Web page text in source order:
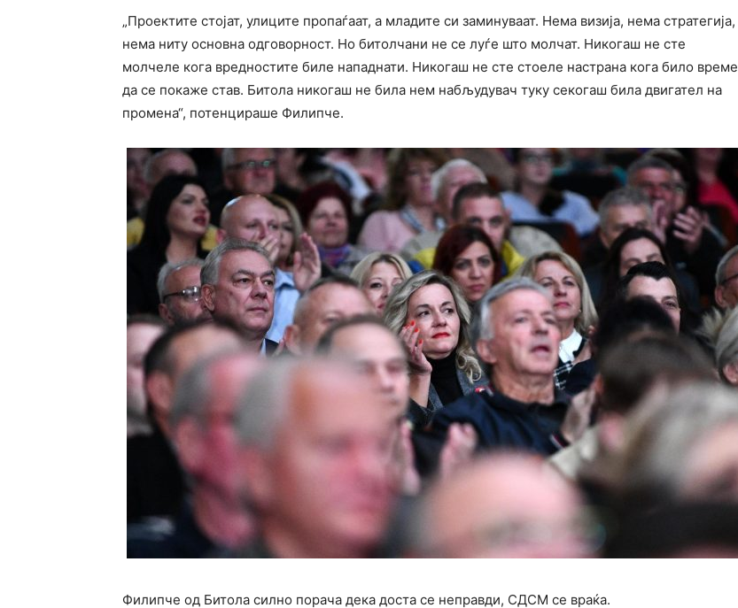
„Проектите стојат, улиците пропаѓаат, а младите си заминуваат. Нема визија, нема стратегија,
нема ниту основна одговорност. Но битолчани не се луѓе што молчат. Никогаш не сте
молчеле кога вредностите биле нападнати. Никогаш не сте стоеле настрана кога било време
да се покаже став. Битола никогаш не била нем набљудувач туку секогаш била двигател на
промена“, потенцираше Филипче.
Филипче од Битола силно порача дека доста се неправди, СДСМ се враќа.